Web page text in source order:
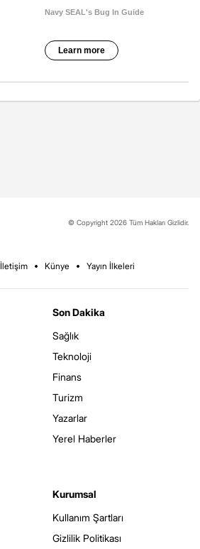
© Copyright 2026 Tüm Hakları Gizlidir.
İletişim Künye Yayın İlkeleri
Son Dakika
Sağlık
Teknoloji
Finans
Turizm
Yazarlar
Yerel Haberler
Kurumsal
Kullanım Şartları
Gizlilik Politikası